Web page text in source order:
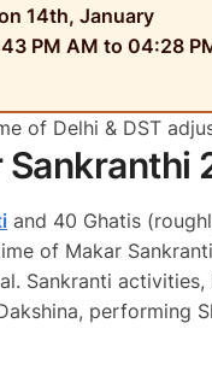
14th, January
PM AM to 04:28
of Delhi & DST
Sankranthi
and 40 Ghatis
of Makar
Sankranti
performing